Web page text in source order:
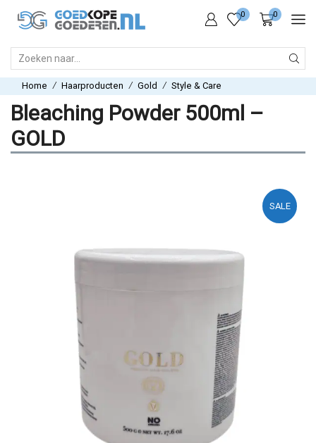
0 0
INPUT
Home / Haarproducten / Gold / Style & Care
Bleaching Powder 500ml –
GOLD
SALE